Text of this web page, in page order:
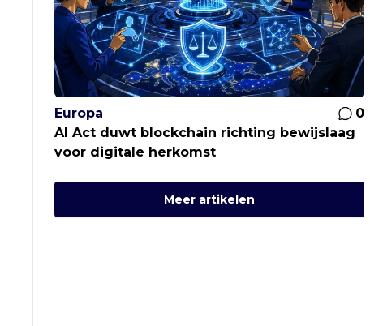
Europa
0
AI Act duwt blockchain richting bewijslaag
voor digitale herkomst
Meer artikelen